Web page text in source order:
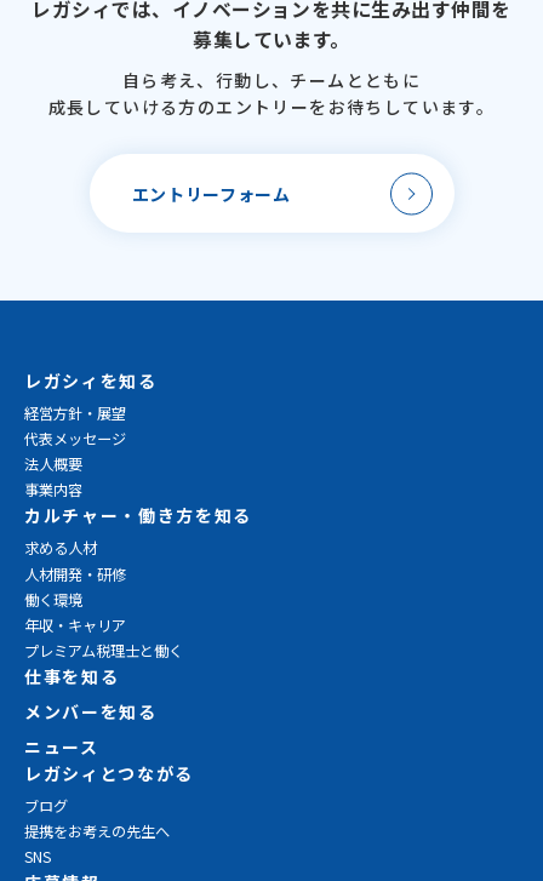
レガシィでは、 イノベーションを共に生み出す仲間を
募集しています。
自ら考え、行動し、 チームとともに
成長していける方のエントリーを お待ちしています。
エントリーフォーム
レガシィを知る
経営方針・展望
代表メッセージ
法人概要
事業内容
カルチャー・働き方を知る
求める人材
人材開発・研修
働く環境
年収・キャリア
プレミアム税理士と働く
仕事を知る
メンバーを知る
ニュース
レガシィとつながる
ブログ
提携をお考えの先生へ
SNS